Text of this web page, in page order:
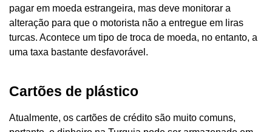
pagar em moeda estrangeira, mas deve monitorar a
alteração para que o motorista não a entregue em liras
turcas. Acontece um tipo de troca de moeda, no entanto, a
uma taxa bastante desfavorável.
Cartões de plástico
Atualmente, os cartões de crédito são muito comuns,